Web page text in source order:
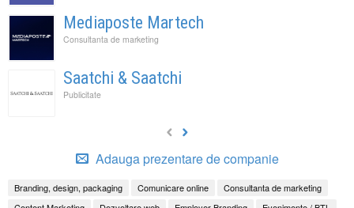
Mediaposte Martech
Consultanta de marketing
Saatchi & Saatchi
Publicitate
Adauga prezentare de companie
Branding, design, packaging Comunicare online
Consultanta de marketing